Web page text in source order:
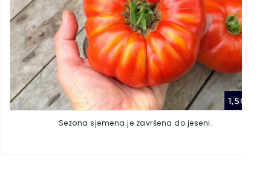
1,50
Sezona sjemena je završena do jeseni.